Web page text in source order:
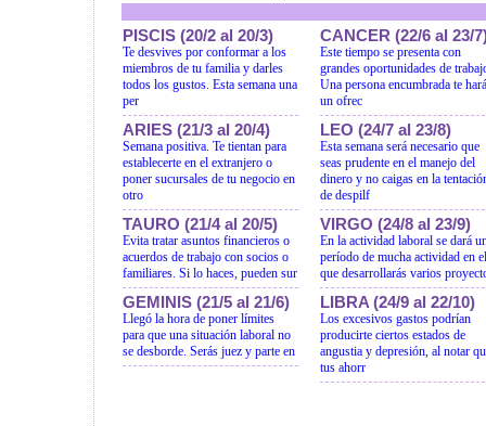
PISCIS (20/2 al 20/3)
Te desvives por conformar a los
miembros de tu familia y darles
todos los gustos. Esta semana una
per
ARIES (21/3 al 20/4)
Semana positiva. Te tientan para
establecerte en el extranjero o
poner sucursales de tu negocio en
otro
TAURO (21/4 al 20/5)
Evita tratar asuntos financieros o
acuerdos de trabajo con socios o
familiares. Si lo haces, pueden sur
GEMINIS (21/5 al 21/6)
Llegó la hora de poner límites
para que una situación laboral no
se desborde. Serás juez y parte en
CANCER (22/6 al 23/
Este tiempo se presenta con
grandes oportunidades de
Una persona encumbrada te hará
un ofrec
LEO (24/7 al 23/8)
Esta semana será necesario que
seas prudente en el manejo del
dinero y no caigas en la
de despilf
VIRGO (24/8 al 23/9)
En la actividad laboral se dará
período de mucha actividad en el
que desarrollarás varios
LIBRA (24/9 al 22/10)
Los excesivos gastos podrían
producirte ciertos estados de
angustia y depresión, al notar
tus ahorr